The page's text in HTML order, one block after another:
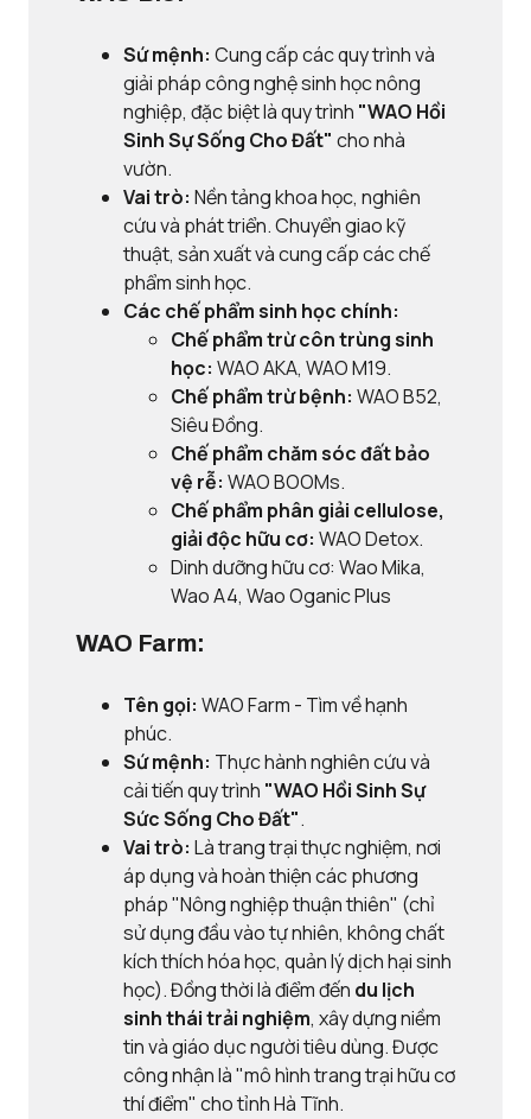
Sứ mệnh: Cung cấp các quy trình và
giải pháp công nghệ sinh học nông
nghiệp, đặc biệt là quy trình "WAO Hồi
Sinh Sự Sống Cho Đất" cho nhà
vườn.
Vai trò: Nền tảng khoa học, nghiên
cứu và phát triển. Chuyển giao kỹ
thuật, sản xuất và cung cấp các chế
phẩm sinh học.
Các chế phẩm sinh học chính:
Chế phẩm trừ côn trùng sinh
học: WAO AKA, WAO M19.
Chế phẩm trừ bệnh: WAO B52,
Siêu Đồng.
Chế phẩm chăm sóc đất bảo
vệ rễ: WAO BOOMs.
Chế phẩm phân giải cellulose,
giải độc hữu cơ: WAO Detox.
Dinh dưỡng hữu cơ: Wao Mika,
Wao A4, Wao Oganic Plus
WAO Farm:
Tên gọi: WAO Farm - Tìm về hạnh
phúc.
Sứ mệnh: Thực hành nghiên cứu và
cải tiến quy trình "WAO Hồi Sinh Sự
Sức Sống Cho Đất".
Vai trò: Là trang trại thực nghiệm, nơi
áp dụng và hoàn thiện các phương
pháp "Nông nghiệp thuận thiên" (chỉ
sử dụng đầu vào tự nhiên, không chất
kích thích hóa học, quản lý dịch hại sinh
học). Đồng thời là điểm đến du lịch
sinh thái trải nghiệm, xây dựng niềm
tin và giáo dục người tiêu dùng. Được
công nhận là "mô hình trang trại hữu cơ
thí điểm" cho tỉnh Hà Tĩnh.